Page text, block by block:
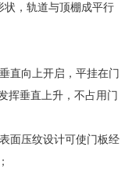
，轨道与顶棚成平行
直向上开启，平挂在门
挥垂直上升，不占用门
面压纹设计可使门板经